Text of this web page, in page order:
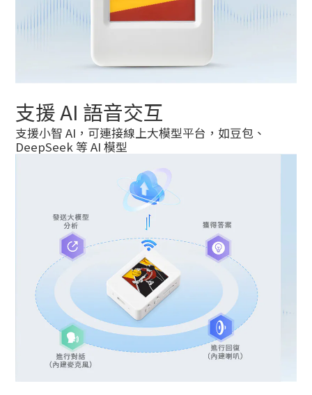
支援 AI 語音交互
支援小智 AI，可連接線上大模型平台，如豆包、
DeepSeek 等 AI 模型